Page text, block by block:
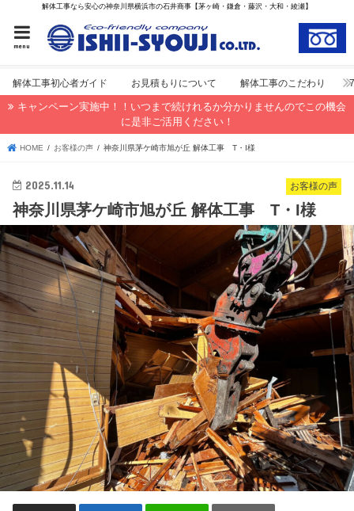
解体工事なら安心の神奈川県横浜市の石井商事【茅ヶ崎・鎌倉・藤沢・大和・綾瀬】
menu
解体工事初心者ガイド お見積もりについて 解体工事のこだわり
キャンペーン実施中！！いつまで続けれるか分かりませんのでこの機会
に是非ご活用ください！
HOME お客様の声 神奈川県茅ケ崎市旭が丘 解体工事 T・I様
お客様の声
2025.11.14
神奈川県茅ケ崎市旭が丘 解体工事 T・I様